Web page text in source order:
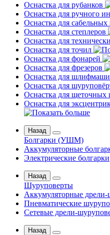
Оснастка для рубанков
Оснастка для ручного
Оснастка для сабельных
Оснастка для степлеров
Оснастка для
Оснастка для точил
Оснастка для фонарей
Оснастка для фрезеров
Оснастка для
Оснастка для
Оснастка для
Оснастка для
Назад
Болгарки (УШМ)
Аккумуляторные
Электрические болгарки
Назад
Шуруповерты
Аккумуляторные
Пневматические
Сетевые дрели-
Назад